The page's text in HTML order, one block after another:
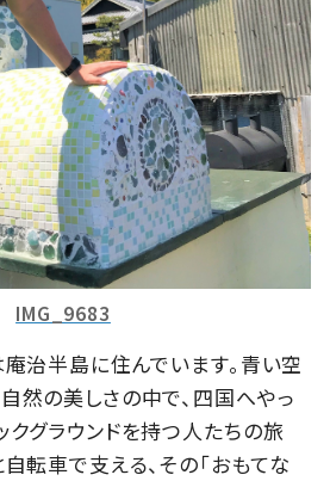
IMG_9683
治半島に住んでいます。青い空
然の美しさの中で、四国へやっ
クグラウンドを持つ人たちの旅
転車で支える、その「おもてな